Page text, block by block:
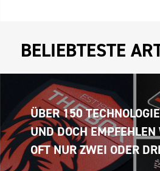
BELIEBTESTE
ÜBER 150
UND DOCH EMPFEHLEN
OFT NUR ZWEI ODER